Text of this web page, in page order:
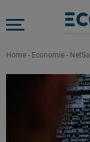
Home - Economie -